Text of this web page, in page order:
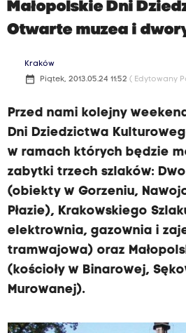
Małopolskie Dni
Otwarte muzea i
Kraków
date_range Piątek, 2013.05.24 11:52 ( Edytowany
Przed nami kolejny
Dni Dziedzictwa
w ramach których będzie
zabytki trzech szlaków:
(obiekty w Gorzeniu,
Płazie), Krakowskiego
elektrownia, gazownia i
tramwajowa) oraz
(kościoły w Binarowej,
Murowanej).